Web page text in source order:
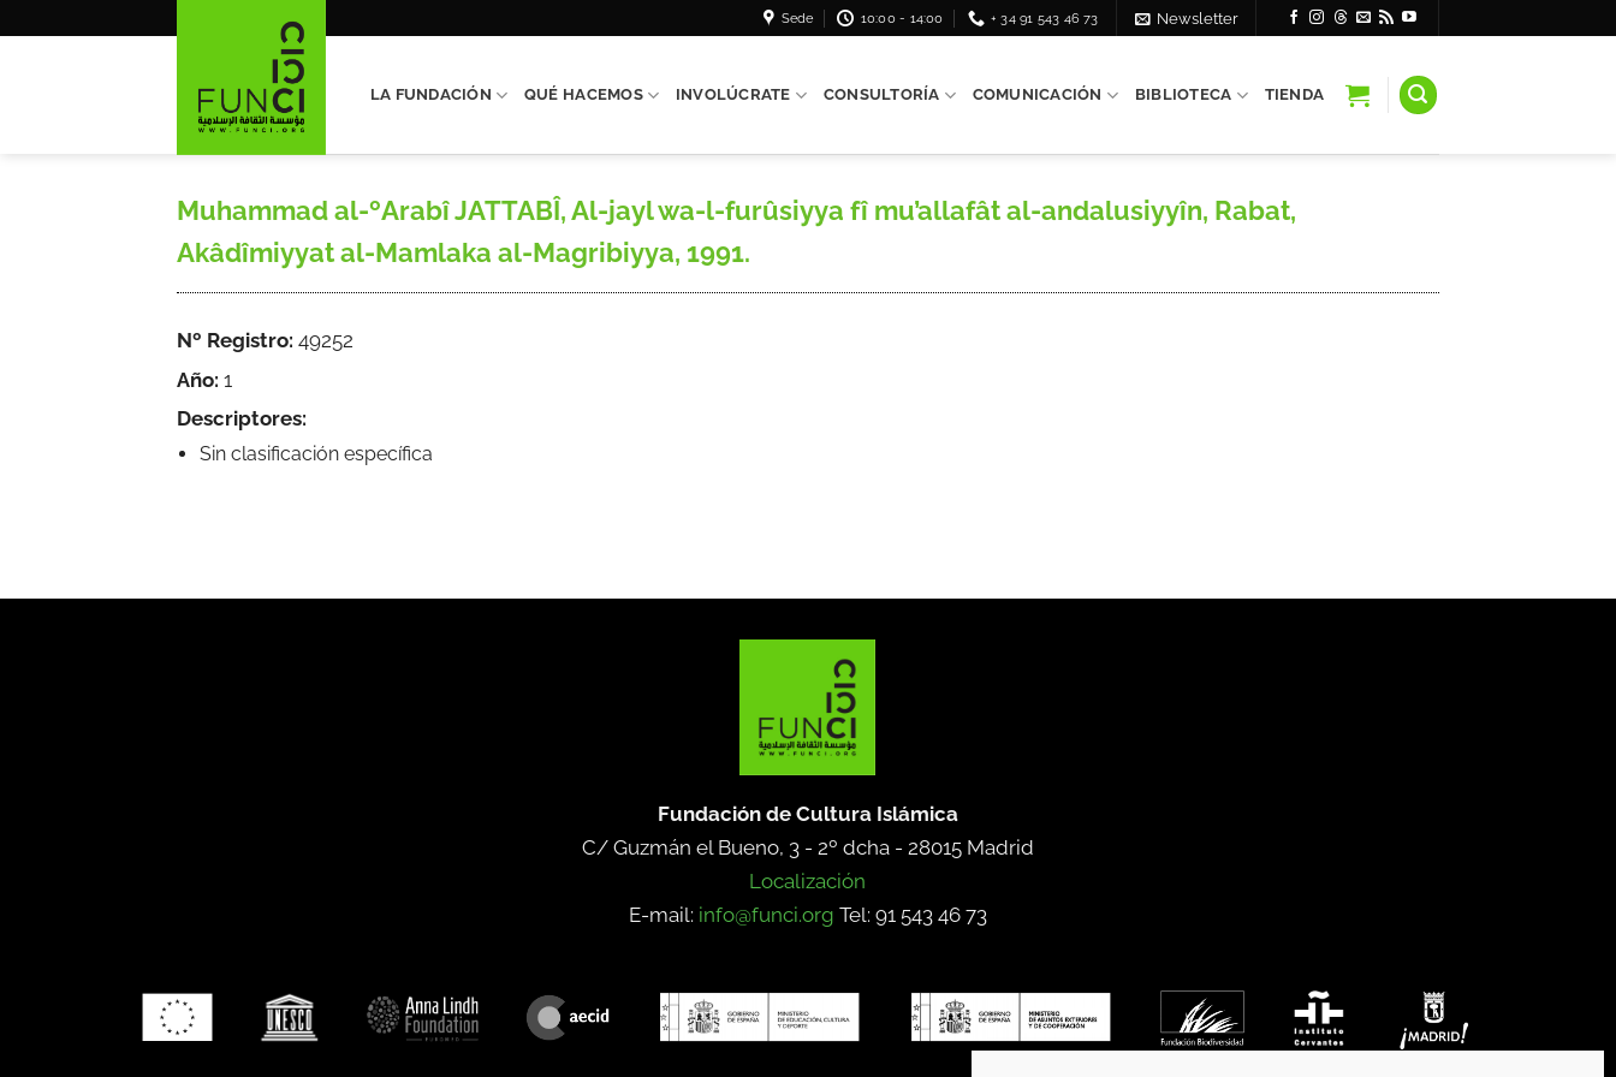
Sede 10:00 - 14:00 + 34 91 543 46 73 Newsletter
LA FUNDACIÓN QUÉ HACEMOS INVOLÚCRATE CONSULTORÍA COMUNICACIÓN BIBLIOTECA TIENDA
Muhammad al-ºArabî JATTABÎ, Al-jayl wa-l-furûsiyya fî mu’allafât al-andalusiyyîn, Rabat,
Akâdîmiyyat al-Mamlaka al-Magribiyya, 1991.
Nº Registro: 49252
Año: 1
Descriptores:
Sin clasificación específica
Fundación de Cultura Islámica
C/ Guzmán el Bueno, 3 - 2º dcha - 28015 Madrid
Localización
E-mail: info@funci.org Tel: 91 543 46 73